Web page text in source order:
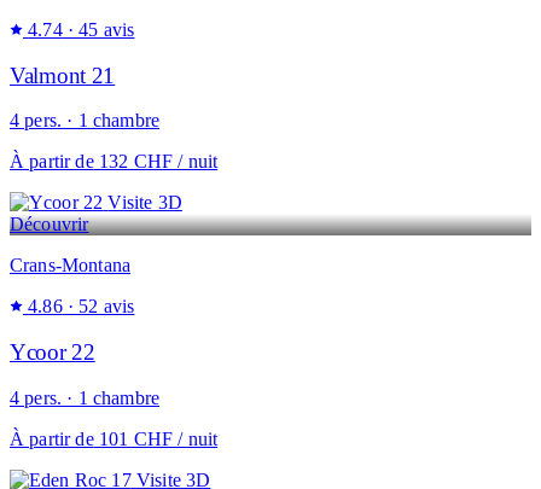
4.74 · 45 avis
Valmont 21
4 pers. · 1 chambre
À partir de132 CHF / nuit
Visite 3D
Découvrir
Crans-Montana
4.86 · 52 avis
Ycoor 22
4 pers. · 1 chambre
À partir de101 CHF / nuit
Visite 3D